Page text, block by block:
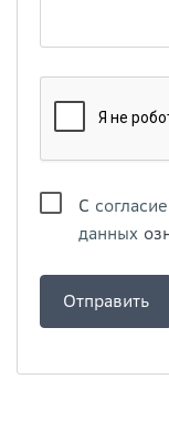
С
данных